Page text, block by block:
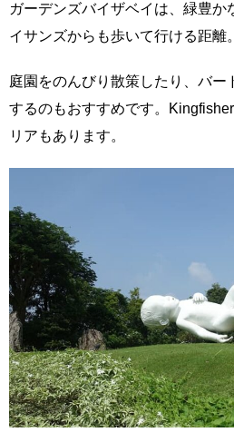
ガーデンズバイザベイは、緑豊か
イサンズからも歩いて行ける距離。
庭園をのんびり散策したり、バー
するのもおすすめです。
リアもあります。